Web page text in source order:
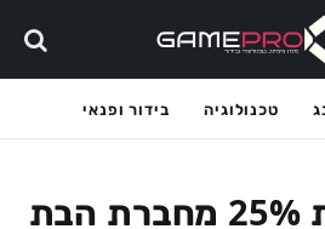
טכנולוגיה בידור ופנאי
טנסנט רוכשת 25% מחברת הבת